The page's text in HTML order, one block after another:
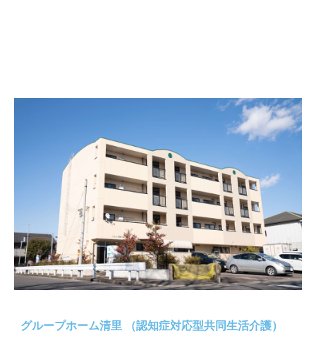
グループホーム清里 （認知症対応型共同生活介護）